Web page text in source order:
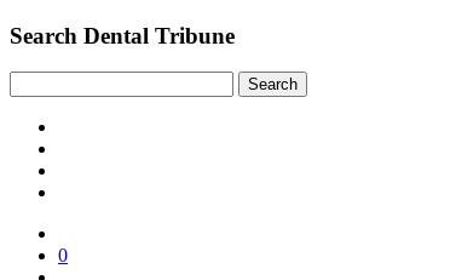
Search Dental Tribune
0